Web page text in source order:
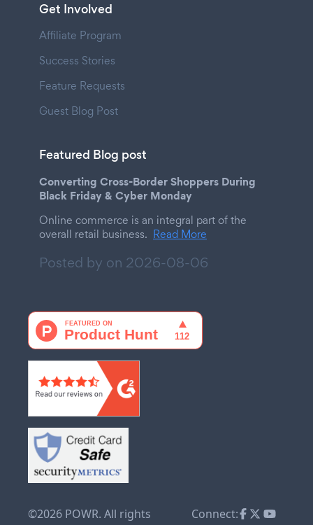
Get Involved
Affiliate Program
Success Stories
Feature Requests
Guest Blog Post
Featured Blog post
Converting Cross-Border Shoppers During
Black Friday & Cyber Monday
Online commerce is an integral part of the
overall retail business. Read More
Posted by on 2026-08-06
©2026 POWR. All rights
Connect: